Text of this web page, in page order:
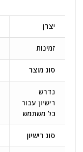
יצרן
זמינות
סוג מוצר
נדרש
רישיון עבור
כל משתמש
סוג רישיון